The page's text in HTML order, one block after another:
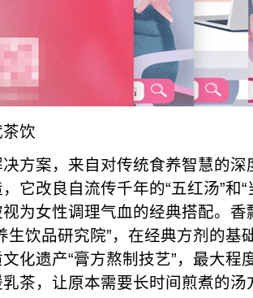
饮
方案，来自对传统食养智慧的
它改良自流传千年的“五红汤”和
为女性调理气血的经典搭配。
生饮品研究院”，在经典方剂的基
化遗产“膏方熬制技艺”，最大程
茶，让原本需要长时间煎煮的